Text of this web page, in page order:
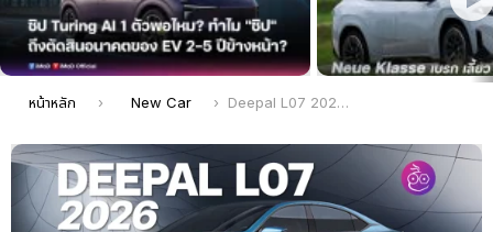
คุณอยู่ที่นี่:
หน้าหลัก New Car Deepal L07 2026 เปิดตัวในจีน พร้อมระบบช่วยเหลือการขับขี่จาก Huawei เริ่มต้น 747,500 บาท